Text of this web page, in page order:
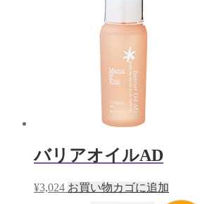
バリアオイルAD
¥3,024 お買い物カゴに追加